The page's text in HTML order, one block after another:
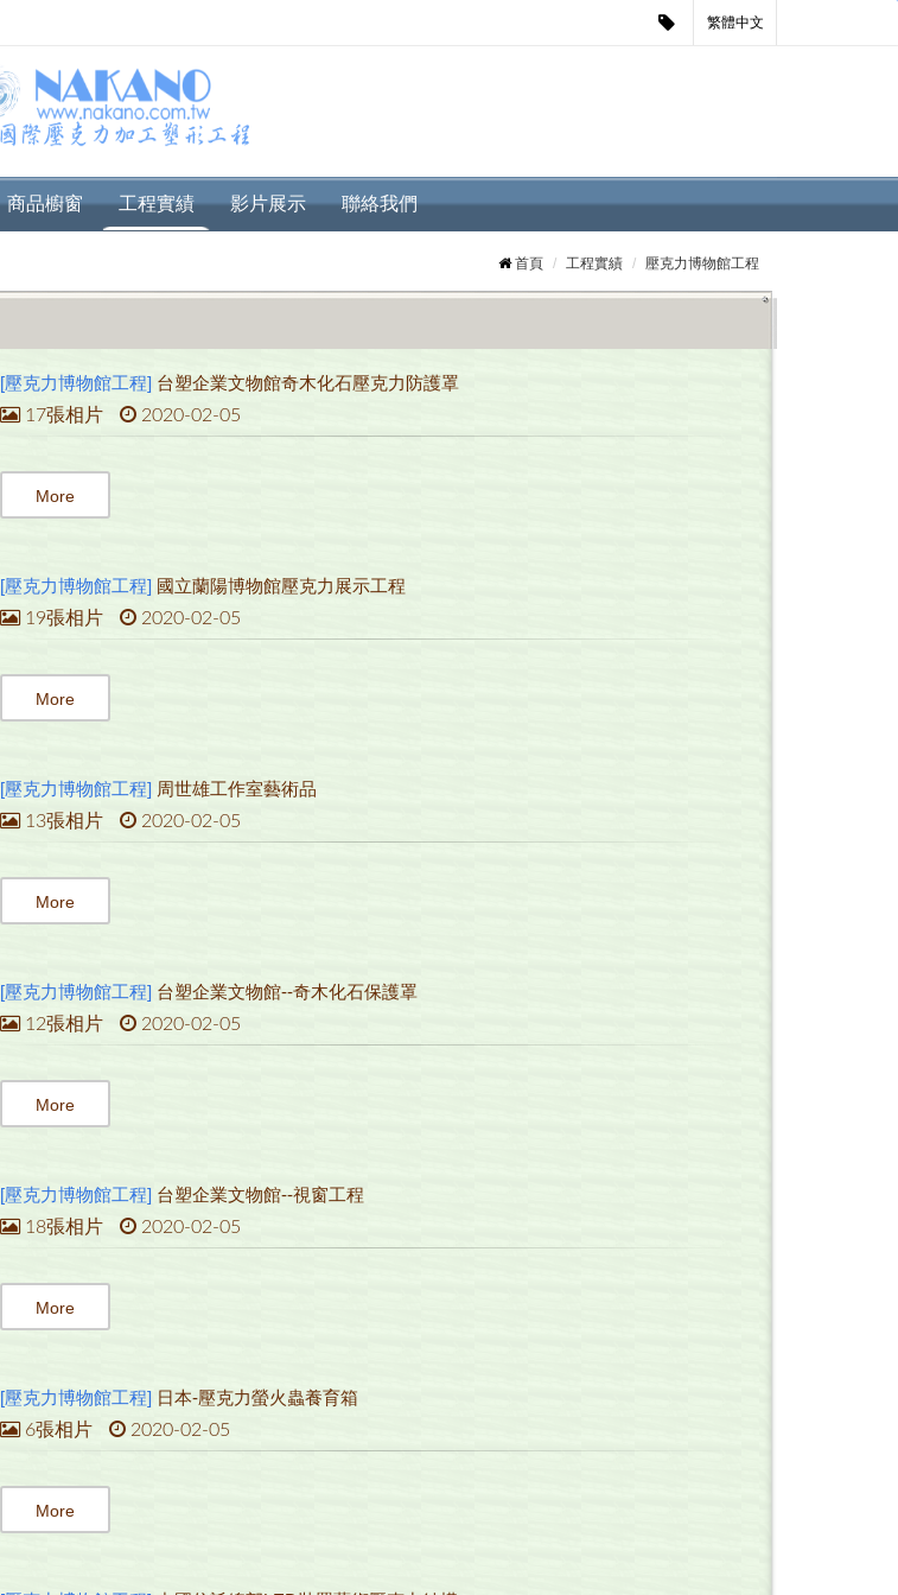
繁體中文
商品櫥窗 工程實績 影片展示 聯絡我們
首頁 工程實績 壓克力博物館工程
[壓克力博物館工程] 台塑企業文物館奇木化石壓克力防護罩
17張相片 2020-02-05
More
[壓克力博物館工程] 國立蘭陽博物館壓克力展示工程
19張相片 2020-02-05
More
[壓克力博物館工程] 周世雄工作室藝術品
13張相片 2020-02-05
More
[壓克力博物館工程] 台塑企業文物館--奇木化石保護罩
12張相片 2020-02-05
More
[壓克力博物館工程] 台塑企業文物館--視窗工程
18張相片 2020-02-05
More
[壓克力博物館工程] 日本-壓克力螢火蟲養育箱
6張相片 2020-02-05
More